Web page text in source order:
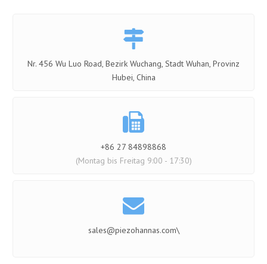

Nr. 456 Wu Luo Road, Bezirk Wuchang, Stadt Wuhan, Provinz
Hubei, China

+86 27 84898868
(Montag bis Freitag 9:00 - 17:30)

sales@piezohannas.com\